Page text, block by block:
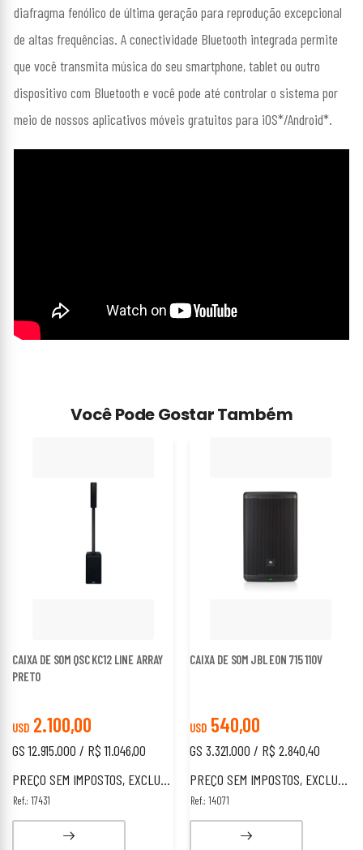
diafragma fenólico de última geração para reprodução excepcional
de altas frequências. A conectividade Bluetooth integrada permite
que você transmita música do seu smartphone, tablet ou outro
dispositivo com Bluetooth e você pode até controlar o sistema por
meio de nossos aplicativos móveis gratuitos para iOS*/Android*.
Você Pode Gostar Também
CAIXA DE SOM QSC KC12 LINE ARRAY
PRETO
USD 2.100,00
GS 12.915.000 / R$ 11.046,00
PREÇO SEM IMPOSTOS, EXCLUSIVO PARA ESTRANGEIROS.
Ref.: 17431
CAIXA DE SOM JBL EON 715 110V
USD 540,00
GS 3.321.000 / R$ 2.840,40
PREÇO SEM IMPOSTOS, EXCLUSIVO PARA ESTRANGEIROS.
Ref.: 14071